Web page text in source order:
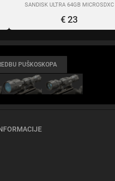
SANDISK ULTRA 64GB MICROSDXC
€ 23
PUŠKOSKOPA